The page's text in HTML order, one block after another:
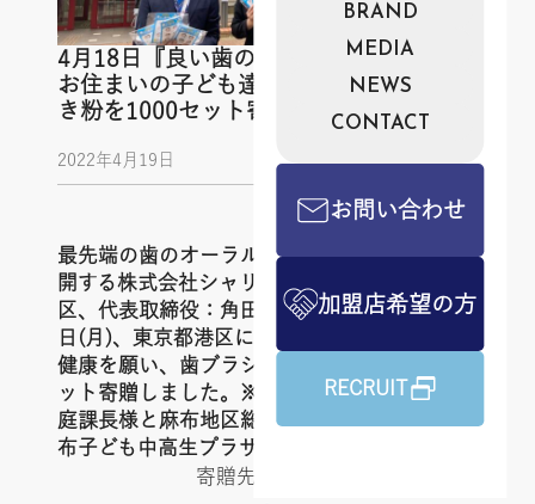
BRAND
MEDIA
NEWS
CONTACT
お問い合わせ
加盟店希望の方
RECRUIT
4月18日『良い歯の日』に東京都港区に
お住まいの子ども達に歯ブラシと歯みが
き粉を1000セット寄贈しました
2022年4月19日
最先端の歯のオーラルケア製品サービスを展
開する株式会社シャリオン（本社：東京都港
区、代表取締役：角田哲平）は 2022年4月18
日(月)、東京都港区にお住まいのお子様の歯の
健康を願い、歯ブラシと歯みがき粉を1000セ
ット寄贈しました。※【写真】港区子ども家
庭課長様と麻布地区総合支所管理課長様と麻
布子ども中高生プラザにて
寄贈先について